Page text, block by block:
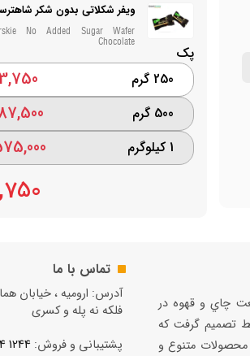
ویفر شکلاتی بدون شکر
No Added Sugar Wafer
Chocolate
پک
250 گرم
500 گرم
1 کیلوگرم
به صنعت چاي و قهوه در
تصميم گرفت كه
محصولات متنوع و
تماس با ما
فلكه نه پله و کسری
پشتیبانی و فروش: 1244 3224 - 044